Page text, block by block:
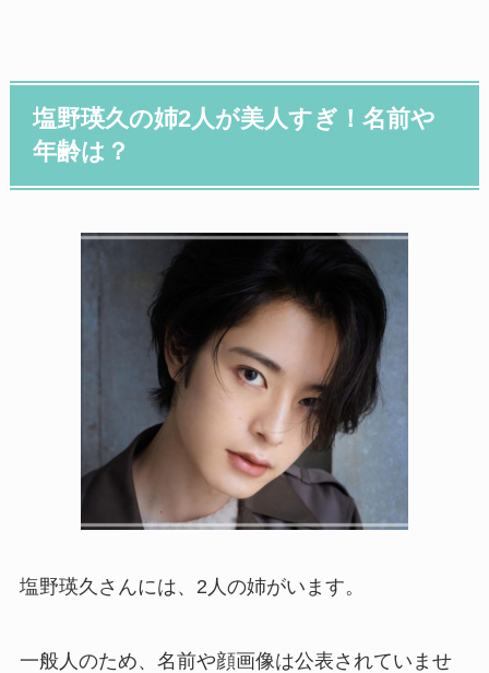
塩野瑛久の姉2人が美人すぎ！名前や
年齢は？
塩野瑛久さんには、2人の姉がいます。
一般人のため、名前や顔画像は公表されていませ